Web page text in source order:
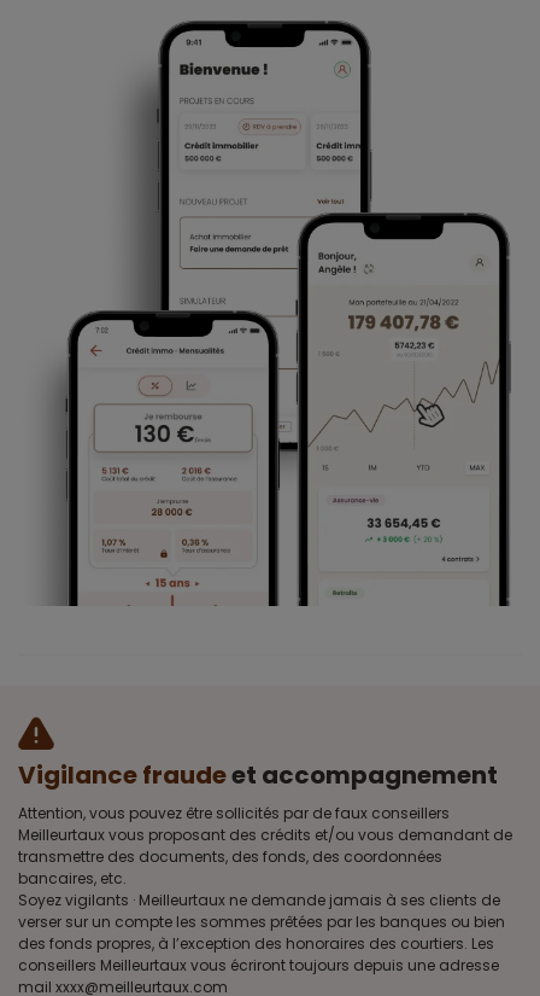
Vigilance fraudeet accompagnement
Attention, vous pouvez être sollicités par de faux conseillers
Meilleurtaux vous proposant des crédits et/ou vous demandant de
transmettre des documents, des fonds, des coordonnées
bancaires, etc.
Soyez vigilants · Meilleurtaux ne demande jamais à ses clients de
verser sur un compte les sommes prêtées par les banques ou bien
des fonds propres, à l’exception des honoraires des courtiers. Les
conseillers Meilleurtaux vous écriront toujours depuis une adresse
mail xxxx@meilleurtaux.com